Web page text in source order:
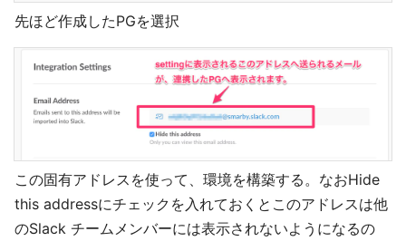
先ほど作成したPGを選択
この固有アドレスを使って、環境を構築する。なおHide
this addressにチェックを入れておくとこのアドレスは他
のSlack チームメンバーには表示されないようになるの